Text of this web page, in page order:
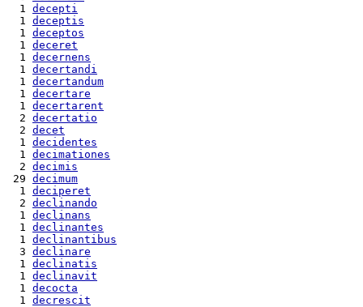
  1
decepti
  1
deceptis
  1
deceptos
  1
deceret
  1
decernens
  1
decertandi
  1
decertandum
  1
decertare
  1
decertarent
  2
decertatio
  2
decet
  1
decidentes
  1
decimationes
  2
decimis
29 decimum
  1
deciperet
  2
declinando
  1
declinans
  1
declinantes
  1
declinantibus
  3
declinare
  1
declinatis
  1
declinavit
  1
decocta
  1
decrescit